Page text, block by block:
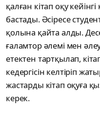
қалған кітап оқу
бастады. Әсіресе
қолына қайта алды.
ғаламтор әлемі мен
етектен тартқылап,
кедергісін келтіріп
жастарды кітап оқуға
керек.